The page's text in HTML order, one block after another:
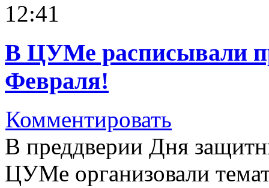
12:41
В ЦУМе расписывали
Февраля!
Комментировать
В преддверии Дня
ЦУМе организовали